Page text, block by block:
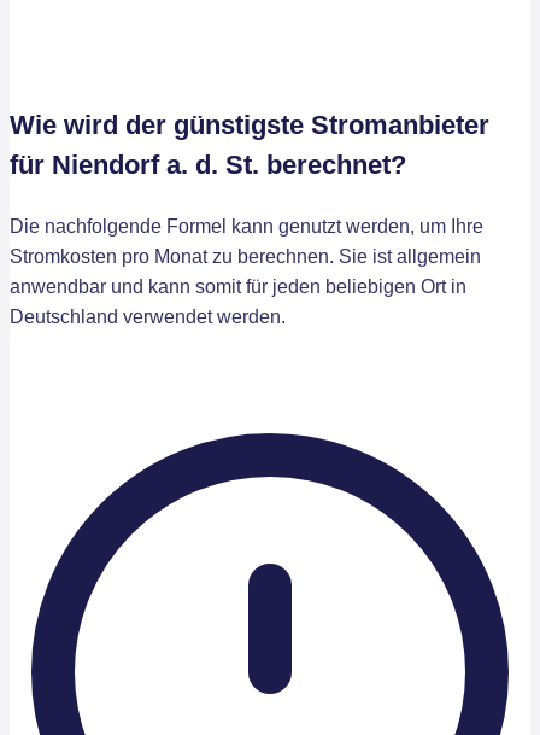
Wie wird der günstigste Stromanbieter
für Niendorf a. d. St. berechnet?
Die nachfolgende Formel kann genutzt werden, um Ihre
Stromkosten pro Monat zu berechnen. Sie ist allgemein
anwendbar und kann somit für jeden beliebigen Ort in
Deutschland verwendet werden.